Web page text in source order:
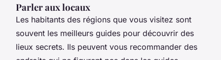
Parler aux locaux
Les habitants des régions que vous visitez sont
souvent les meilleurs guides pour découvrir des
lieux secrets. Ils peuvent vous recommander des